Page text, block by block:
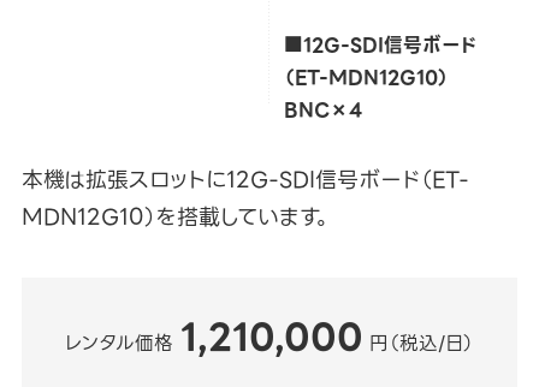
■12G-SDI信号ボード
（ET-MDN12G10）
BNC×4
本機は拡張スロットに12G-SDI信号ボード（ET-
MDN12G10）を搭載しています。
レンタル価格 1,210,000 円（税込/日）